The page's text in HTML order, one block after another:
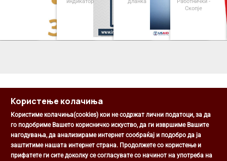
Скопје
Општина Центар
Михаил Цоков бр. 1, Скопје
Користење колачиња
Користиме колачиња(cookies) кои не содржат лични податоци, за да
го подобриме Вашето корисничко искуство, да ги извршиме Вашите
нагодувања, да анализираме интернет сообраќај и подобро да ја
заштитиме нашата интернет страна. Продолжете со користење и
прифатете ги сите доколку се согласувате со начинот на употреба на